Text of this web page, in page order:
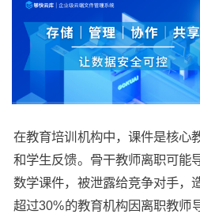
在教育培训机构中，课件是核心
和学生反馈。骨干教师离职可能
数学课件，被泄露给竞争对手，
超过30%的教育机构因离职教师